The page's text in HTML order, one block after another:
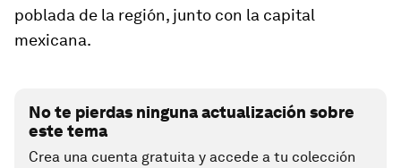
poblada de la región, junto con la capital
mexicana.
No te pierdas ninguna actualización sobre
este tema
Crea una cuenta gratuita y accede a tu colección